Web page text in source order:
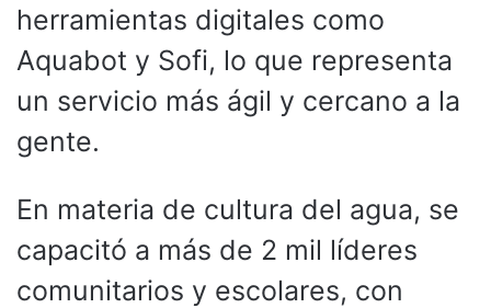
herramientas digitales como
Aquabot y Sofi, lo que representa
un servicio más ágil y cercano a la
gente.
En materia de cultura del agua, se
capacitó a más de 2 mil líderes
comunitarios y escolares, con